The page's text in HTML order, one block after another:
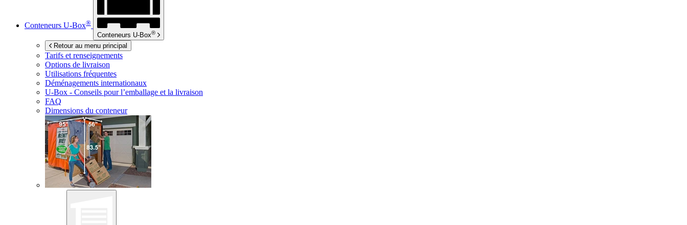
Conteneurs U-Box®
Conteneurs U-Box®
Retour au menu principal
Tarifs et renseignements
Options de livraison
Utilisations fréquentes
Déménagements internationaux
U-Box - Conseils pour l’emballage et la livraison
FAQ
Dimensions du conteneur